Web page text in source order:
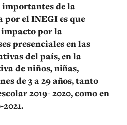
importantes de la
por el INEGI es que
por la
presenciales en las
del país, en la
de niños, niñas,
de 3 a 29 años, tanto
2019- 2020, como en